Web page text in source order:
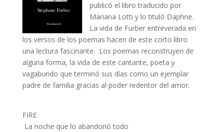
publicó el libro traducido por
Mariana Lotti y lo tituló Daphne.
La vida de Furber entreverada en
los versos de los poemas hacen de este corto libro
una lectura fascinante. Los poemas reconstruyen de
alguna forma, la vida de este cantante, poeta y
vagabundo que terminó sus días como un ejemplar
padre de familia gracias al poder redentor del amor.
FIRE
La noche que lo abandonó todo